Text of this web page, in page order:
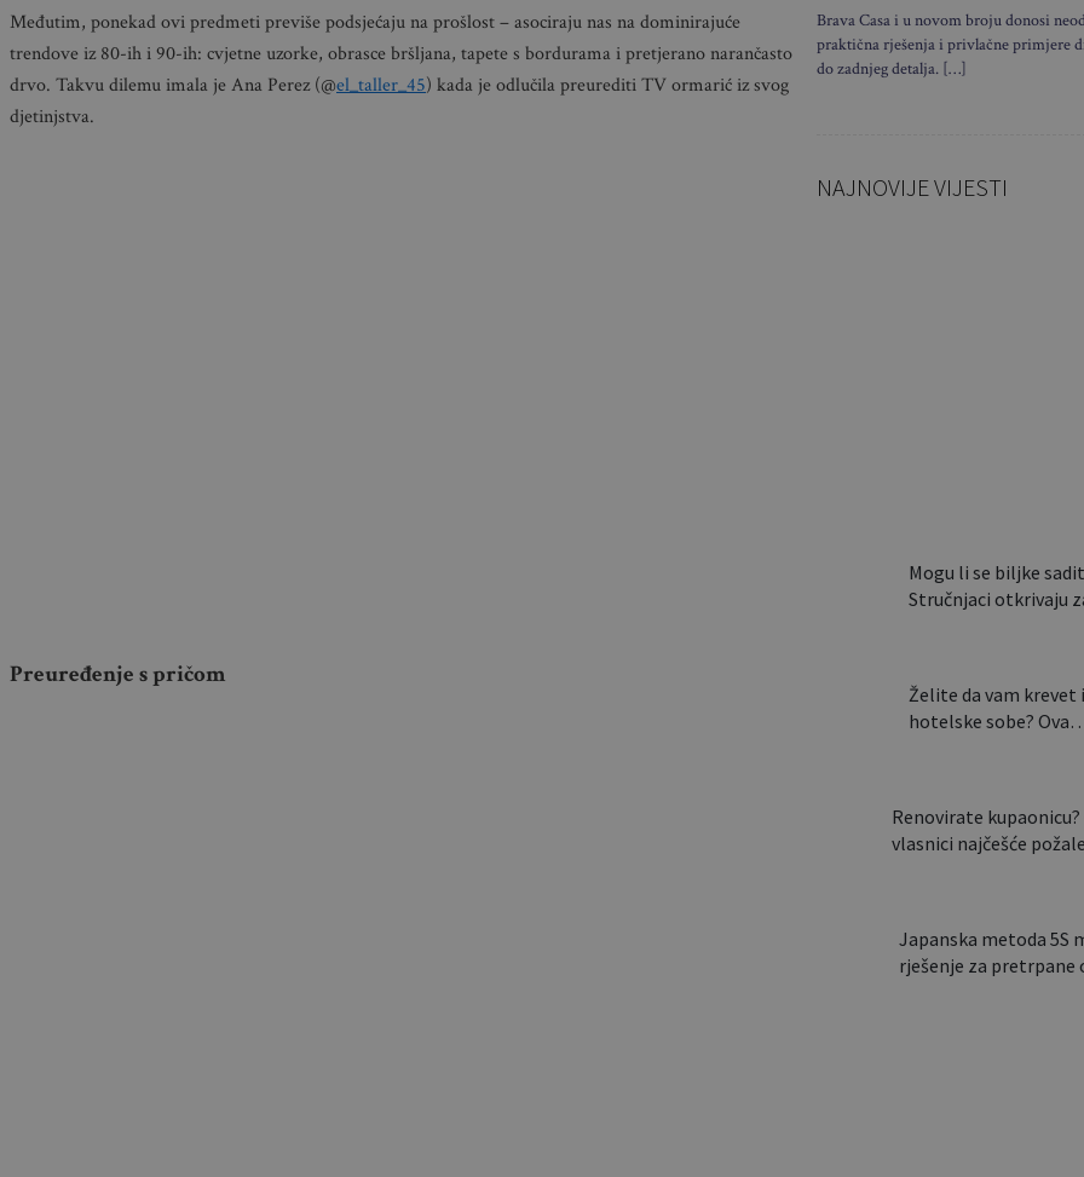
Međutim, ponekad ovi predmeti previše podsjećaju na prošlost – asociraju nas na dominirajuće
trendove iz 80-ih i 90-ih: cvjetne uzorke, obrasce bršljana, tapete s bordurama i pretjerano narančasto
drvo. Takvu dilemu imala je Ana Perez (@el_taller_45) kada je odlučila preurediti TV ormarić iz svog
djetinjstva.
Preuređenje s pričom
Brava Casa i u novom broju donosi
praktična rješenja i privlačne primjere
do zadnjeg detalja. […]
NAJNOVIJE VIJESTI
Mogu li se biljke
Stručnjaci otkrivaju
Želite da vam krevet
hotelske sobe?
Renovirate
vlasnici najčešće
Japanska metoda 5S
rješenje za